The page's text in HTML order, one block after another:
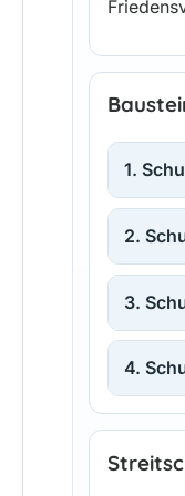
1.
2.
3.
4.